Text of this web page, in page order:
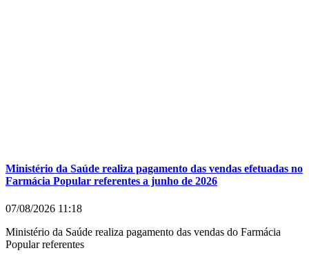
Ministério da Saúde realiza pagamento das vendas efetuadas no
Farmácia Popular referentes a junho de 2026
07/08/2026 11:18
Ministério da Saúde realiza pagamento das vendas do Farmácia
Popular referentes